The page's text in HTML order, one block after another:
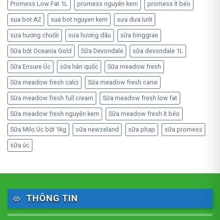
Promess Low Fat 1L promess nguyên kem promess ít béo
sua bot A2 sua bot nguyen kem sưa dưa lưới
sưa hương chuốii sưa hương dâu sữa binggrae
Sữa bột Oceania Gold Sữa Devondale sữa devondale 1L
Sữa Ensure Úc sữa hàn quốc Sữa meadow fresh
Sữa meadow fresh calci Sữa meadow fresh canxi
Sữa meadow fresh full cream Sữa meadow fresh low fat
Sữa meadow fresh nguyên kem Sữa meadow fresh ít béo
Sữa Milo Úc bột 1kg sữa newzeland sữa phap sữa promess
sữa úc
THÔNG TIN